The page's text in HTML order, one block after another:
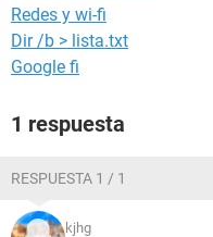
Redes y wi-fi
Dir /b > lista.txt
Google fi
1 respuesta
RESPUESTA 1 / 1
kjhg